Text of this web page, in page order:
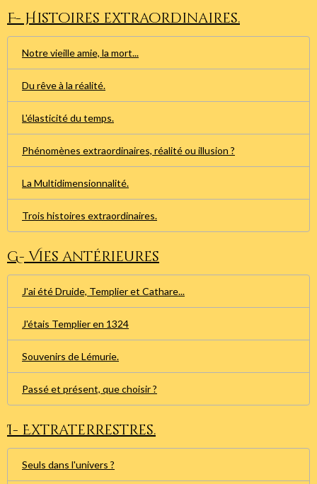
F- Histoires extraordinaires.
Notre vieille amie, la mort...
Du rêve à la réalité.
L'élasticité du temps.
Phénomènes extraordinaires, réalité ou illusion ?
La Multidimensionnalité.
Trois histoires extraordinaires.
G- Vies antérieures
J'ai été Druide, Templier et Cathare...
J'étais Templier en 1324
Souvenirs de Lémurie.
Passé et présent, que choisir ?
I- Extraterrestres.
Seuls dans l'univers ?